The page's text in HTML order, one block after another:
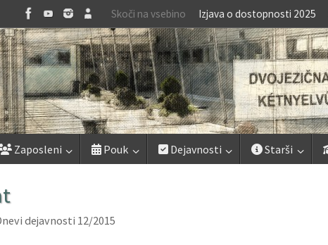
Skoči na vsebino Izjava o dostopnosti 2025
Zaposleni Pouk Dejavnosti Starši
dejavnosti 12/2015